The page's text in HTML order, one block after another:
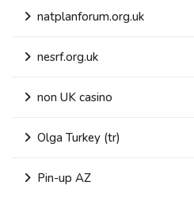
natplanforum.org.uk
nesrf.org.uk
non UK casino
Olga Turkey (tr)
Pin-up AZ